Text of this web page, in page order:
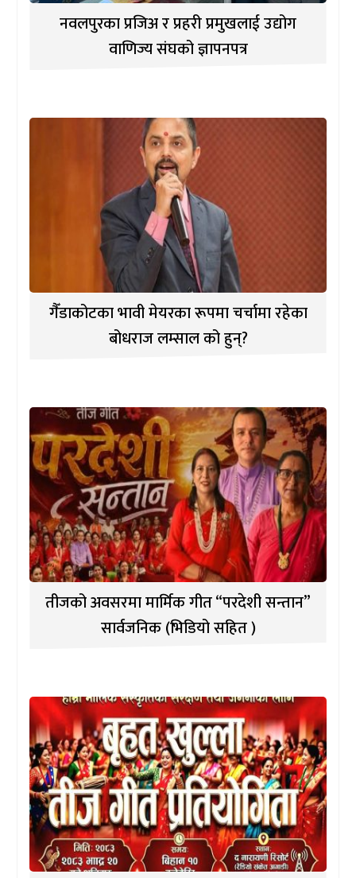
नवलपुरका प्रजिअ र प्रहरी प्रमुखलाई उद्योग
वाणिज्य संघको ज्ञापनपत्र
गैँडाकोटका भावी मेयरका रूपमा चर्चामा रहेका
बोधराज लम्साल को हुन्?
तीजको अवसरमा मार्मिक गीत “परदेशी सन्तान”
सार्वजनिक (भिडियो सहित )